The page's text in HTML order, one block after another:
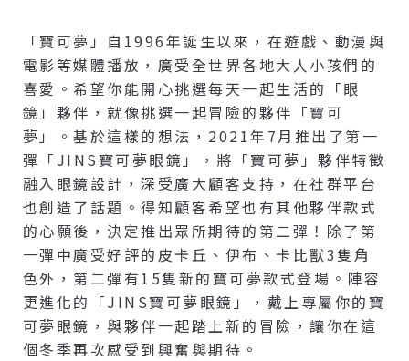
「寶可夢」自1996年誕生以來，在遊戲、動漫與
電影等媒體播放，廣受全世界各地大人小孩們的
喜愛。希望你能開心挑選每天一起生活的「眼
鏡」夥伴，就像挑選一起冒險的夥伴「寶可
夢」。基於這樣的想法，2021年7月推出了第一
彈「JINS寶可夢眼鏡」，將「寶可夢」夥伴特徵
融入眼鏡設計，深受廣大顧客支持，在社群平台
也創造了話題。得知顧客希望也有其他夥伴款式
的心願後，決定推出眾所期待的第二彈！除了第
一彈中廣受好評的皮卡丘、伊布、卡比獸3隻角
色外，第二彈有15隻新的寶可夢款式登場。陣容
更進化的「JINS寶可夢眼鏡」，戴上專屬你的寶
可夢眼鏡，與夥伴一起踏上新的冒險，讓你在這
個冬季再次感受到興奮與期待。